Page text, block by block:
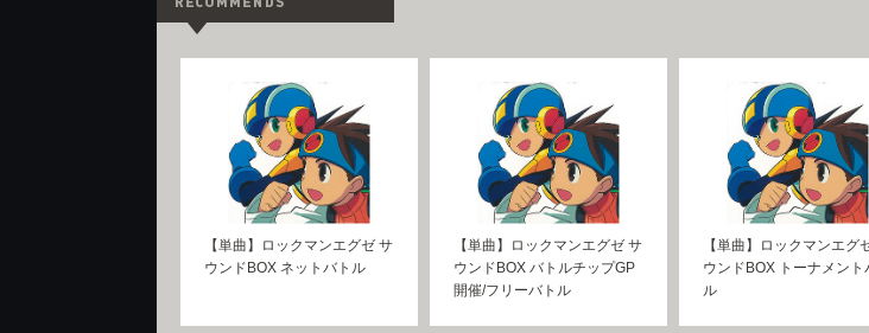
【単曲】ロックマンエグゼ サ
ウンドBOX ネットバトル
【単曲】ロックマンエグゼ サ
ウンドBOX バトルチップGP
開催/フリーバトル
【単曲】ロックマンエグ
ウンドBOX トーナメント
ル